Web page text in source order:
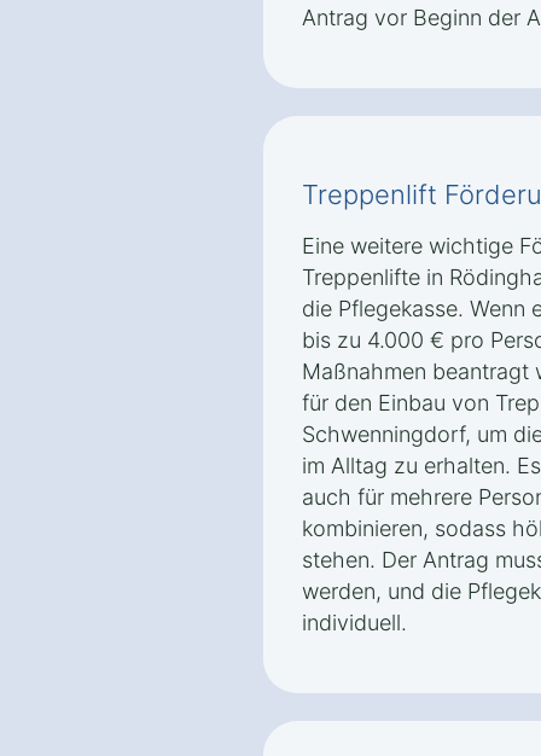
Antrag vor Beginn der
Treppenlift
Eine weitere wichtige
Treppenlifte in
die Pflegekasse. Wenn
bis zu 4.000 € pro
Maßnahmen beantragt
für den Einbau von
Schwenningdorf, um
im Alltag zu erhalten.
auch für mehrere
kombinieren, sodass
stehen. Der Antrag
werden, und die
individuell.